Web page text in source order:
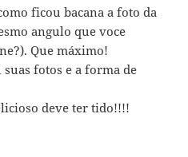
ficou bacana a foto da
angulo que voce
Que máximo!
fotos e a forma de
deve ter tido!!!!